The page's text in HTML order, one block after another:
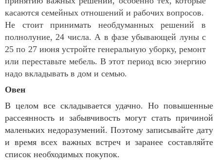
касаются семейных отношений и рабочих вопросов.
Не стоит принимать необдуманных решений в
полнолуние, 24 числа. А в фазе убывающей луны с
25 по 27 июня устройте генеральную уборку, ремонт
или переставьте мебель. В этот период всю энергию
надо вкладывать в дом и семью.
Овен
В целом все складывается удачно. Но повышенные
рассеянность и забывчивость могут стать причиной
маленьких недоразумений. Поэтому записывайте дату
и время всех важных встреч и заранее составляйте
список необходимых покупок.